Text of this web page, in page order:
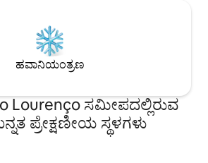
ಹವಾನಿಯಂತ್ರಣ
Lourenço ಸಮೀಪದಲ್ಲಿರುವ
ಪ್ರೇಕ್ಷಣೀಯ ಸ್ಥಳಗಳು